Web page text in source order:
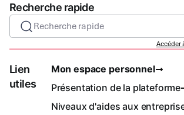
Recherche rapide
Recherche rapide
Accéder
Lien
utiles
Mon espace personnel
Présentation de la plateforme
Niveaux d'aides aux